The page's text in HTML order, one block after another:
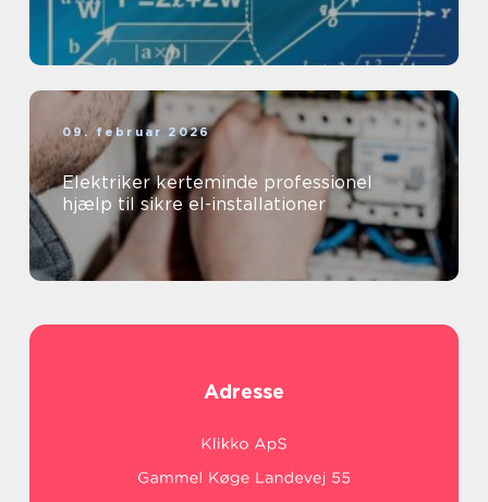
09. februar 2026
Elektriker kerteminde professionel
hjælp til sikre el-installationer
Adresse